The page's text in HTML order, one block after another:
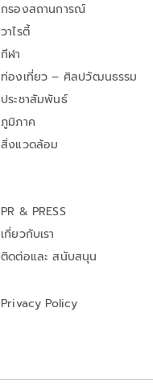
กรองสถานการณ์
วาไรตี้
กีฬา
ท่องเที่ยว – ศิลปวัฒนธรรม
ประชาสัมพันธ์
ภูมิภาค
สิ่งแวดล้อม
PR & PRESS
เกี่ยวกับเรา
ติดต่อและ สนับสนุน
Privacy Policy